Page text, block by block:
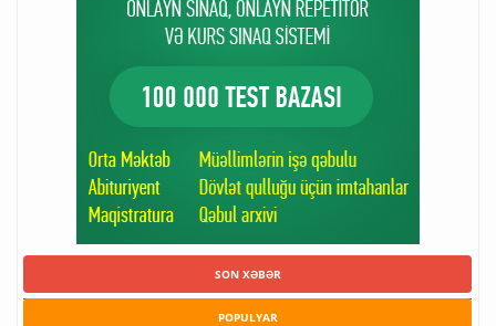
SON XƏBƏR
POPULYAR